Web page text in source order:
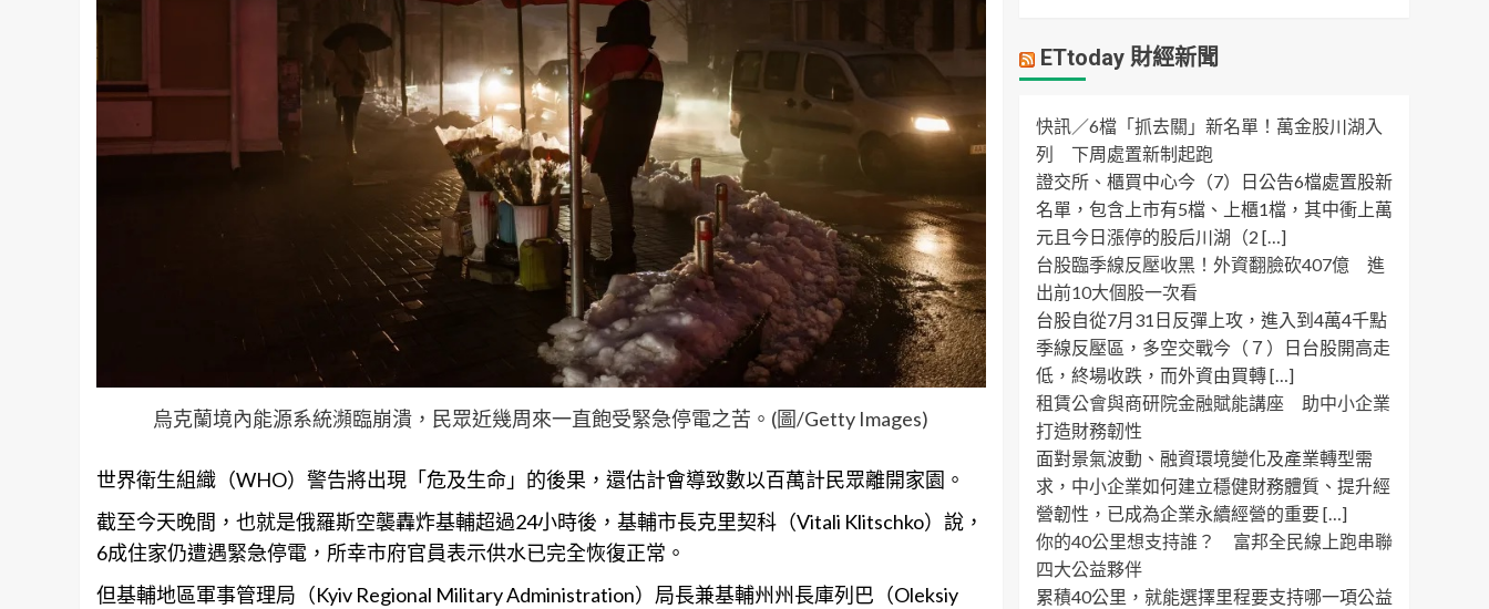
烏克蘭境內能源系統瀕臨崩潰，民眾近幾周來一直飽受緊急停電之苦。(圖/Getty Images)
世界衛生組織（WHO）警告將出現「危及生命」的後果，還估計會導致數以百萬計民眾離開家園。
截至今天晚間，也就是俄羅斯空襲轟炸基輔超過24小時後，基輔市長克里契科（Vitali Klitschko）說，
6成住家仍遭遇緊急停電，所幸市府官員表示供水已完全恢復正常。
但基輔地區軍事管理局（Kyiv Regional Military Administration）局長兼基輔州州長庫列巴（Oleksiy
ETtoday 財經新聞
快訊／6檔「抓去關」新名單！萬金股川湖入
列 下周處置新制起跑
證交所、櫃買中心今（7）日公告6檔處置股新
名單，包含上市有5檔、上櫃1檔，其中衝上萬
元且今日漲停的股后川湖（2 […]
台股臨季線反壓收黑！外資翻臉砍407億 進
出前10大個股一次看
台股自從7月31日反彈上攻，進入到4萬4千點
季線反壓區，多空交戰今（７）日台股開高走
低，終場收跌，而外資由買轉 […]
租賃公會與商研院金融賦能講座 助中小企業
打造財務韌性
面對景氣波動、融資環境變化及產業轉型需
求，中小企業如何建立穩健財務體質、提升經
營韌性，已成為企業永續經營的重要 […]
你的40公里想支持誰？ 富邦全民線上跑串聯
四大公益夥伴
累積40公里，就能選擇里程要支持哪一項公益